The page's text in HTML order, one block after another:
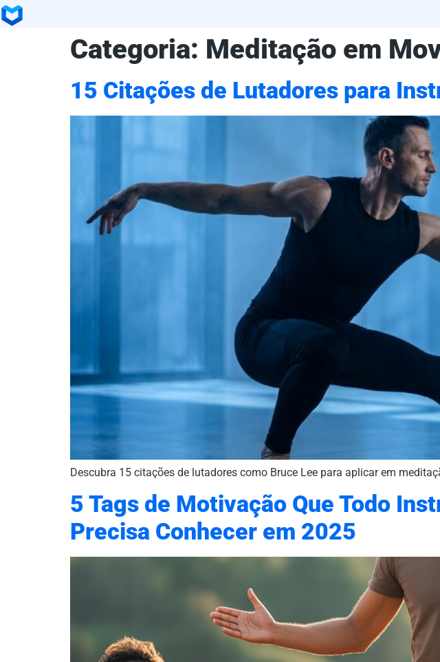
Categoria: Meditação em
15 Citações de Lutadores para
Descubra 15 citações de lutadores como Bruce Lee para aplicar em
5 Tags de Motivação Que Todo
Precisa Conhecer em 2025